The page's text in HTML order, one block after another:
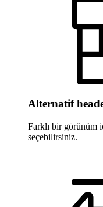
Alternatif
Farklı bir görünüm
seçebilirsiniz.